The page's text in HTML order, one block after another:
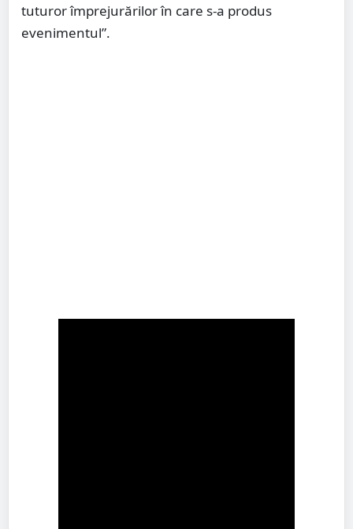
tuturor împrejurărilor în care s-a produs
evenimentul”.